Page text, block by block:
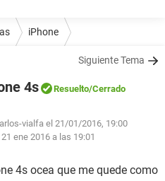
iPhone
Siguiente Tema
4s Resuelto/Cerrado
vialfa el 21/01/2016, 19:00
21 ene 2016 a las 19:01
4s ocea que me quede como